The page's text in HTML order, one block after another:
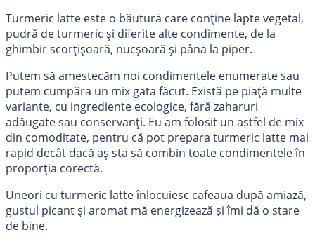
Turmeric latte este o băutură care conține lapte vegetal,
pudră de turmeric și diferite alte condimente, de la
ghimbir scorțișoară, nucșoară și până la piper.
Putem să amestecăm noi condimentele enumerate sau
putem cumpăra un mix gata făcut. Există pe piață multe
variante, cu ingrediente ecologice, fără zaharuri
adăugate sau conservanți. Eu am folosit un astfel de mix
din comoditate, pentru că pot prepara turmeric latte mai
rapid decât dacă aș sta să combin toate condimentele în
proporția corectă.
Uneori cu turmeric latte înlocuiesc cafeaua după amiază,
gustul picant și aromat mă energizează și îmi dă o stare
de bine.